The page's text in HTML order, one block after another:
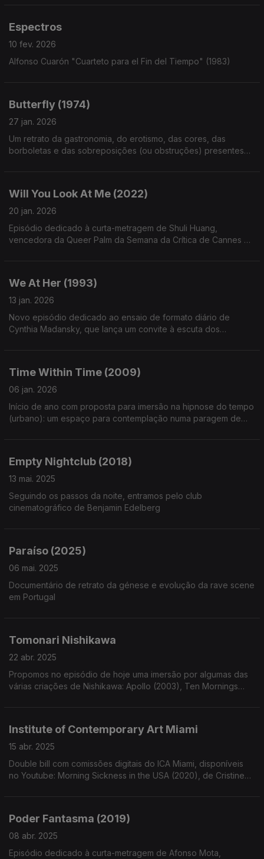
Espectros
10 fev. 2026
Alfonso Cuarón "Cuarteto para el Fin del Tiempo" (1983)
Butterfly (1974)
27 jan. 2026
Um retrato da gastronomia, do erotismo, das cores, das
borboletas e das sobreposições (ou obstruções) presentes
Will You Look At Me (2022)
20 jan. 2026
Episódio dedicado à curta-metragem de Shuli Huang,
vencedora da Queer Palm da Semana da Crítica de Cannes de
We At Her (1993)
13 jan. 2026
Novo episódio dedicado ao ensaio de formato diário de
Cynthia Madansky, que lança um convite à escuta dos
Time Within Time (2009)
06 jan. 2026
Início de ano com proposta para imersão na hipnose do tempo
(urbano): um espaço para contemplação numa paragem de
Empty Nightclub (2018)
13 mai. 2025
Seguindo os passos da noite, entramos pelo club
cinematográfico de Benjamin Edelberg
Paraíso (2025)
06 mai. 2025
Documentário de retrato da génese e evolução da rave scene
em Portugal
Tomonari Nishikawa
22 abr. 2025
Propomos no episódio de hoje uma imersão por algumas das
várias criações de Nishikawa: Apollo (2003), Ten Mornings
Institute of Contemporary Art Miami
15 abr. 2025
Double bill com comissões digitais do ICA Miami, disponíveis
no Youtube: Morning Sickness in the USA (2020), de Cristine
Poder Fantasma (2019)
08 abr. 2025
Episódio dedicado à curta-metragem de Afonso Mota,